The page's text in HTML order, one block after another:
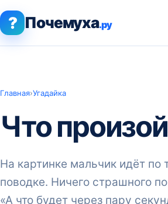
? Почемуха.ру
Главная›Угадайка
Что
На картинке мальчик идёт по
поводке. Ничего страшного
«А что будет через пару